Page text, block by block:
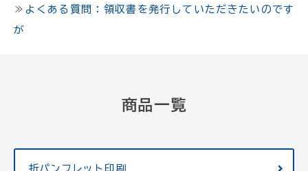
≫ よくある質問：領収書を発行していただきたいのです
が
商品一覧